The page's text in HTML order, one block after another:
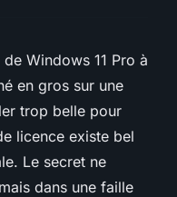
Windows 11 Pro à
en gros sur une
trop belle pour
licence existe bel
Le secret ne
dans une faille